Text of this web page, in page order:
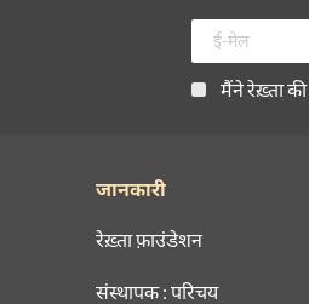
मैंने रेख़्ता की
जानकारी
रेख़्ता फ़ाउंडेशन
संस्थापक : परिचय